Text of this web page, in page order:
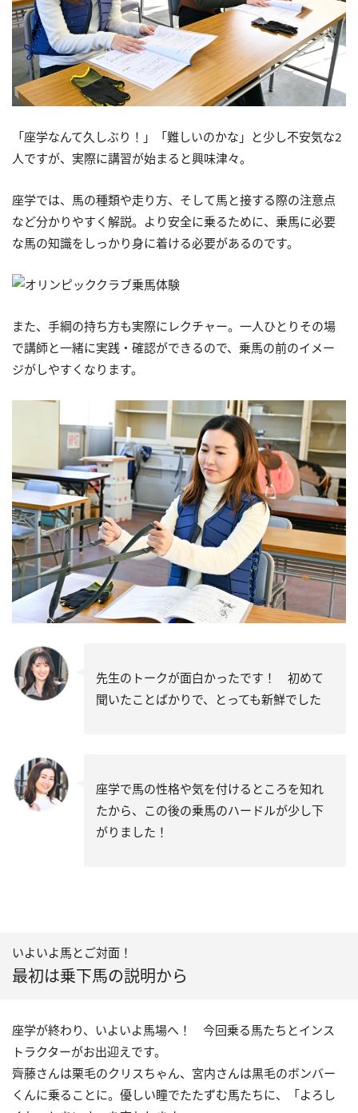
「座学なんて久しぶり！」「難しいのかな」と少し不安気な2
人ですが、実際に講習が始まると興味津々。
座学では、馬の種類や走り方、そして馬と接する際の注意点
など分かりやすく解説。より安全に乗るために、乗馬に必要
な馬の知識をしっかり身に着ける必要があるのです。
また、手綱の持ち方も実際にレクチャー。一人ひとりその場
で講師と一緒に実践・確認ができるので、乗馬の前のイメー
ジがしやすくなります。
先生のトークが面白かったです！ 初めて
聞いたことばかりで、とっても新鮮でした
座学で馬の性格や気を付けるところを知れ
たから、この後の乗馬のハードルが少し下
がりました！
いよいよ馬とご対面！
最初は乗下馬の説明から
座学が終わり、いよいよ馬場へ！ 今回乗る馬たちとインス
トラクターがお出迎えです。
齊藤さんは栗毛のクリスちゃん、宮内さんは黒毛のボンバー
くんに乗ることに。優しい瞳でたたずむ馬たちに、「よろし